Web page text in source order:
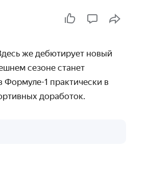
же дебютирует новый
сезоне станет
Формуле-1 практически в
доработок.